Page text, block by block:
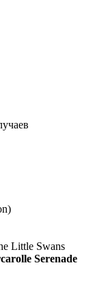
Little Swans
Serenade